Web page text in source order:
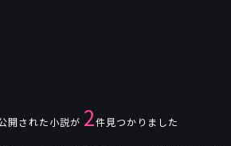
開された小説が 2件見つかりました